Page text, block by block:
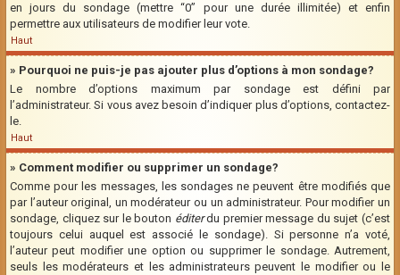
en jours du sondage (mettre “0” pour une durée illimitée) et enfin
permettre aux utilisateurs de modifier leur vote.
Haut
» Pourquoi ne puis-je pas ajouter plus d’options à mon sondage?
Le nombre d’options maximum par sondage est défini par
l’administrateur. Si vous avez besoin d’indiquer plus d’options, contactez-
le.
Haut
» Comment modifier ou supprimer un sondage?
Comme pour les messages, les sondages ne peuvent être modifiés que
par l’auteur original, un modérateur ou un administrateur. Pour modifier un
sondage, cliquez sur le bouton éditerdu premier message du sujet (c’est
toujours celui auquel est associé le sondage). Si personne n’a voté,
l’auteur peut modifier une option ou supprimer le sondage. Autrement,
seuls les modérateurs et les administrateurs peuvent le modifier ou le